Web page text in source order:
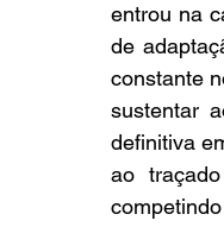
entrou na
de
constante
sustentar
definitiva
ao